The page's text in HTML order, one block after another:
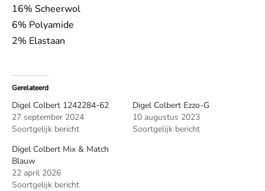
16% Scheerwol
6% Polyamide
2% Elastaan
Gerelateerd
Digel Colbert 1242284-62
27 september 2024
Soortgelijk bericht
Digel Colbert Ezzo-G
10 augustus 2023
Soortgelijk bericht
Digel Colbert Mix & Match
Blauw
22 april 2026
Soortgelijk bericht